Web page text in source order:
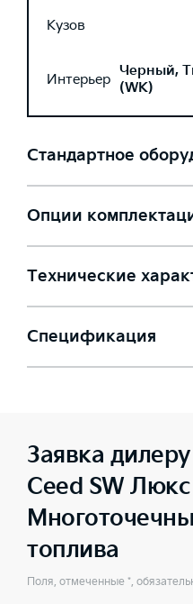
Кузов
Интерьер Черный,
(WK)
Стандартное
Опции
Технические
Спецификация
Заявка
Ceed SW Люкс
топлива
Поля, отмеченные *,